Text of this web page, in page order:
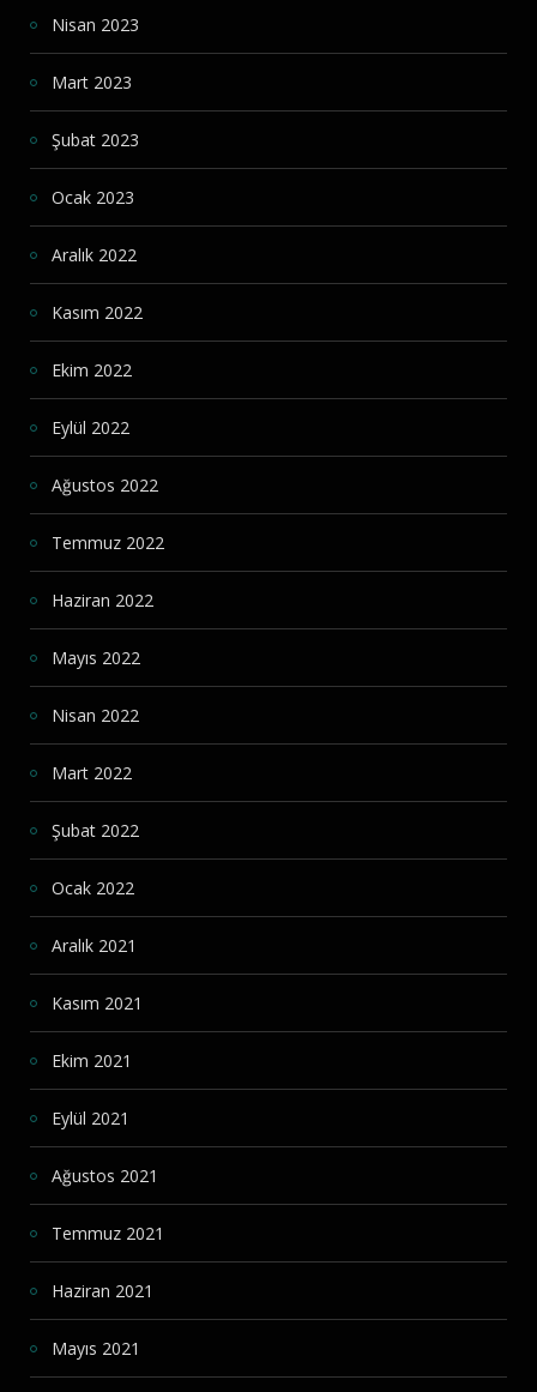
Nisan 2023
Mart 2023
Şubat 2023
Ocak 2023
Aralık 2022
Kasım 2022
Ekim 2022
Eylül 2022
Ağustos 2022
Temmuz 2022
Haziran 2022
Mayıs 2022
Nisan 2022
Mart 2022
Şubat 2022
Ocak 2022
Aralık 2021
Kasım 2021
Ekim 2021
Eylül 2021
Ağustos 2021
Temmuz 2021
Haziran 2021
Mayıs 2021